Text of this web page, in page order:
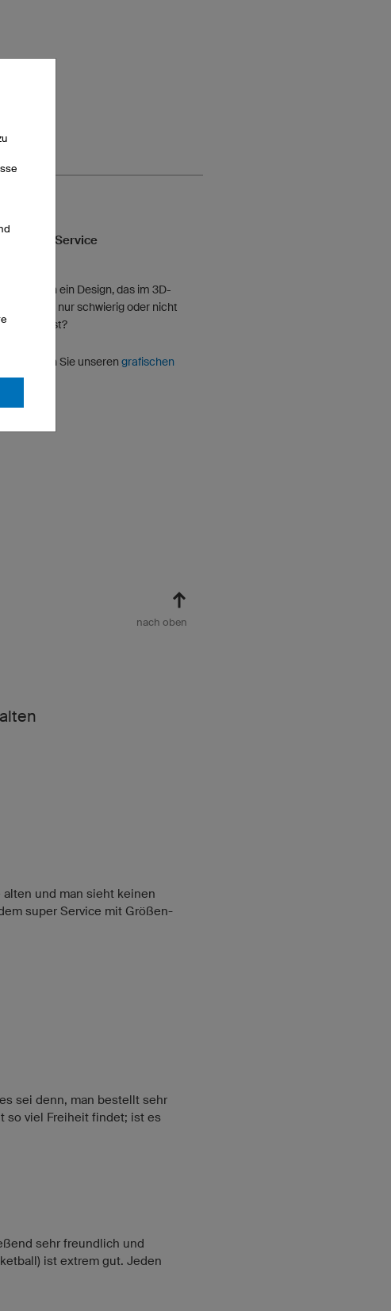
Grafischer Service
möchten ein Design, das im 3D-
Konfigurator nur schwierig oder nicht
ist?
Dann nutzen Sie unserengrafischen
nach oben
und man sieht keinen
super Service mit Größen-
sei denn, man bestellt sehr
so viel Freiheit findet; ist es
sehr freundlich und
ist extrem gut. Jeden